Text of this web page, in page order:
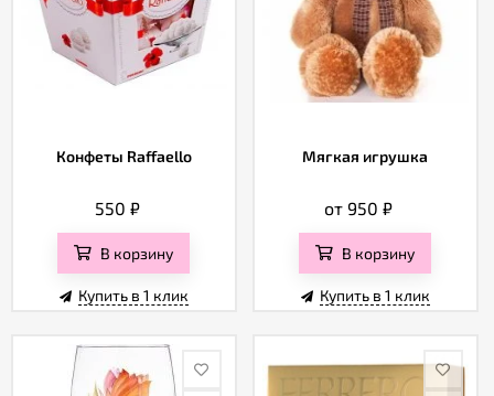
Конфеты Raffaello
550 ₽
В корзину
Купить в 1 клик
Мягкая игрушка
от 950₽
В корзину
Купить в 1 клик